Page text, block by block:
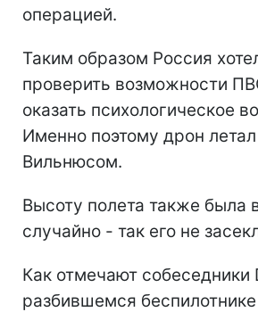
операцией.
Таким образом Россия
проверить возможности
оказать психологическое
Именно поэтому дрон
Вильнюсом.
Высоту полета также была
случайно - так его не
Как отмечают собеседники
разбившемся